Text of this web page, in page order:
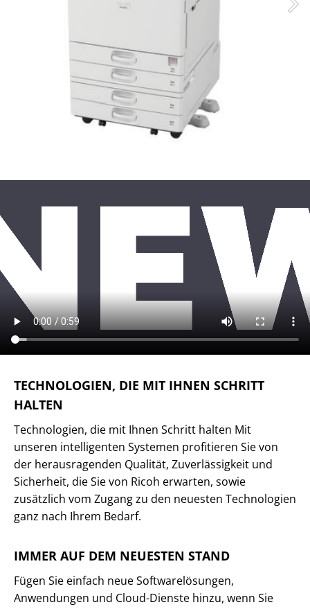
TECHNOLOGIEN, DIE MIT IHNEN SCHRITT
HALTEN
Technologien, die mit Ihnen Schritt halten Mit
unseren intelligenten Systemen profitieren Sie von
der herausragenden Qualität, Zuverlässigkeit und
Sicherheit, die Sie von Ricoh erwarten, sowie
zusätzlich vom Zugang zu den neuesten Technologien
ganz nach Ihrem Bedarf.
IMMER AUF DEM NEUESTEN STAND
Fügen Sie einfach neue Softwarelösungen,
Anwendungen und Cloud-Dienste hinzu, wenn Sie